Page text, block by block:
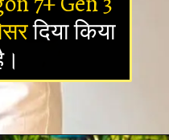
दिया किया